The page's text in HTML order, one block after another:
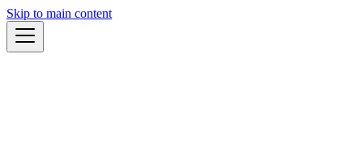
Skip to main content